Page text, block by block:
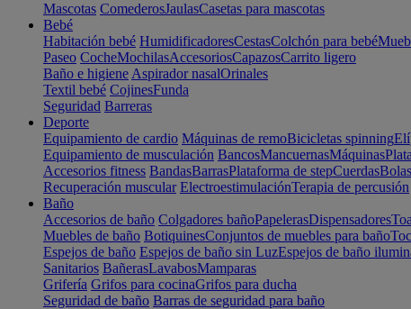
Mascotas ComederosJaulasCasetas para mascotas
Bebé
Habitación bebé HumidificadoresCestasColchón para bebé
Paseo CocheMochilasAccesoriosCapazosCarrito ligero
Baño e higiene Aspirador nasalOrinales
Textil bebé CojinesFunda
Seguridad Barreras
Deporte
Equipamiento de cardio Máquinas de remoBicicletas spinning
Equipamiento de musculación BancosMancuernasMáquinas
Accesorios fitness BandasBarrasPlataforma de stepCuerdas
Recuperación muscular ElectroestimulaciónTerapia de percusión
Baño
Accesorios de baño Colgadores bañoPapelerasDispensadores
Muebles de baño BotiquinesConjuntos de muebles para baño
Espejos de baño Espejos de baño sin LuzEspejos de baño
Sanitarios BañerasLavabosMamparas
Grifería Grifos para cocinaGrifos para ducha
Seguridad de baño Barras de seguridad para baño